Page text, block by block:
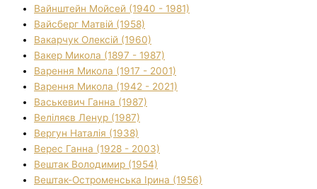
Вайнштейн Мойсей (1940 - 1981)
Вайсберг Матвій (1958)
Вакарчук Олексій (1960)
Вакер Микола (1897 - 1987)
Варення Микола (1917 - 2001)
Варення Микола (1942 - 2021)
Васькевич Ганна (1987)
Веліляєв Ленур (1987)
Вергун Наталія (1938)
Верес Ганна (1928 - 2003)
Вештак Володимир (1954)
Вештак-Остроменська Ірина (1956)